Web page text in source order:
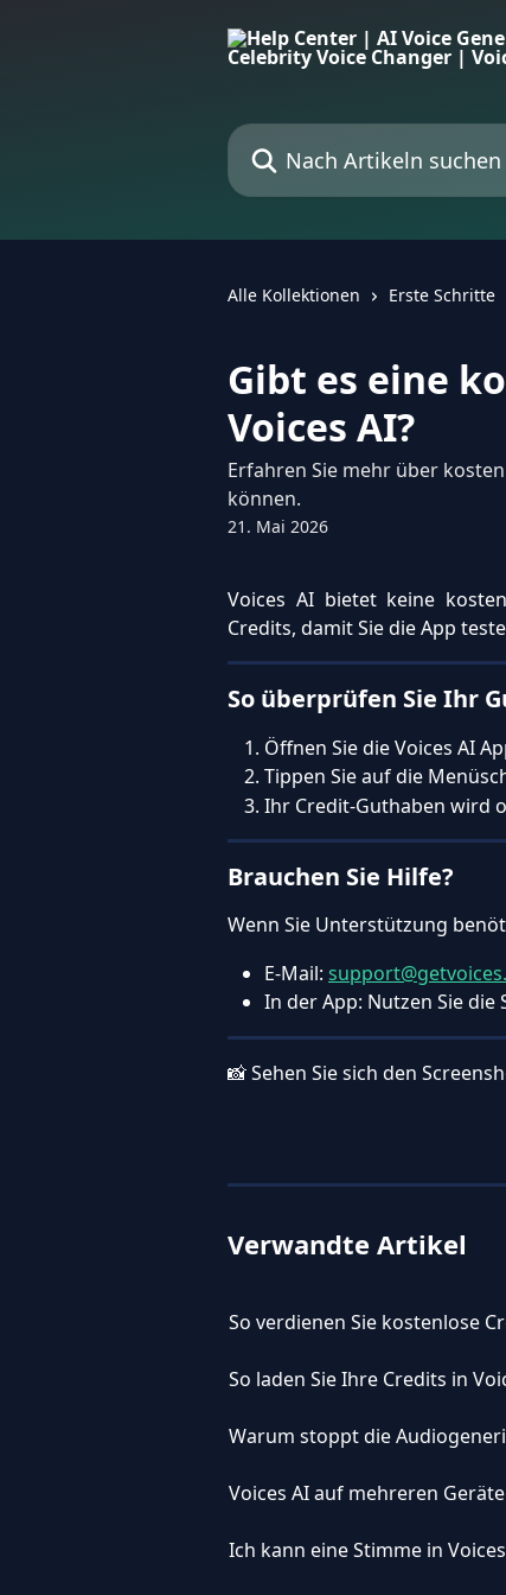
Nach Artikeln suchen …
Alle Kollektionen Erste Schritte
Gibt es eine
Voices AI?
Erfahren Sie mehr über
können.
21. Mai 2026
Voices AI bietet keine
Credits, damit Sie die App
So überprüfen Sie Ihr
Öffnen Sie die Voices AI
Tippen Sie auf die
Ihr Credit-Guthaben wird
Brauchen Sie Hilfe?
Wenn Sie Unterstützung
E-Mail:
In der App: Nutzen Sie
📸 Sehen Sie sich den
Verwandte Artikel
So verdienen Sie kostenlose
So laden Sie Ihre Credits in
Warum stoppt die
Voices AI auf mehreren
Ich kann eine Stimme in